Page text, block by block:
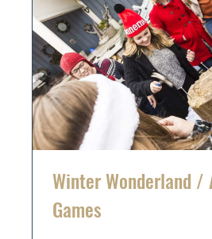
Winter Wonderland /
Games